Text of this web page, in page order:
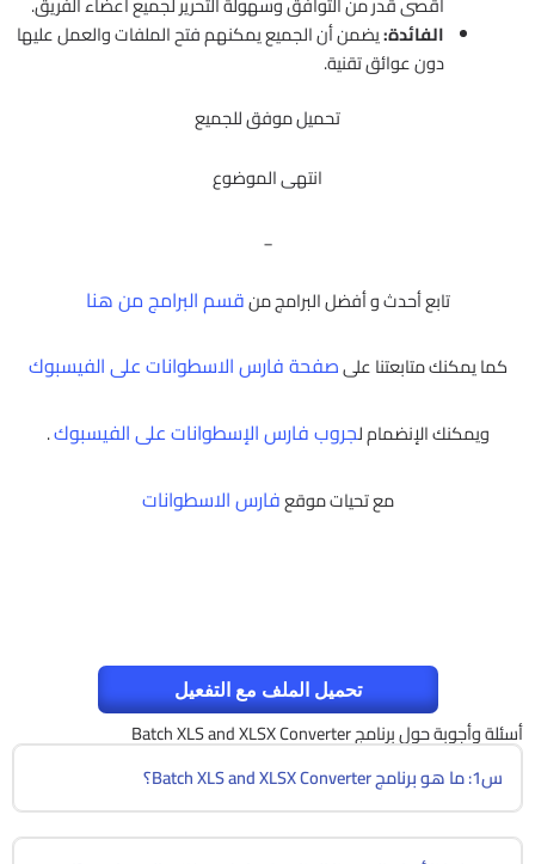
الفائدة:يضمن أن الجميع يمكنهم فتح الملفات والعمل عليها
دون عوائق تقنية.
تحميل موفق للجميع
انتهى الموضوع
_
تابع أحدث و أفضل البرامج منقسم البرامج من هنا
كما يمكنك متابعتنا علىصفحة فارس الاسطوانات على الفيسبوك
ويمكنك الإنضمام لجروب فارس الإسطوانات على الفيسبوك.
مع تحيات موقعفارس الاسطوانات
تحميل الملف مع التفعيل
أسئلة وأجوبة حول برنامج Batch XLS and XLSX Converter
س1: ما هو برنامج Batch XLS and XLSX Converter؟